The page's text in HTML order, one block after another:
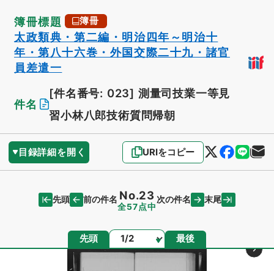
簿冊標題 簿冊
太政類典・第二編・明治四年～明治十
年・第八十六巻・外国交際二十九・諸官
員差遣一
件名
[件名番号: 023] 測量司技業一等見
習小林八郎技術質問帰朝
目録詳細を開く URIをコピー
先頭 前の件名 No.23
全57点中
次の件名 末尾
先頭 ページ 最後